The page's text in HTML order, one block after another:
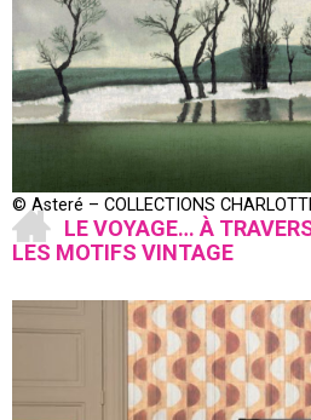
© Asteré – COLLECTIONS
LE VOYAGE… À
LES MOTIFS VINTAGE